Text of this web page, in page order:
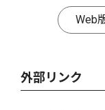
Web
外部リンク